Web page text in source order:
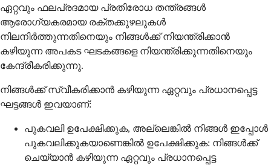
ഏറ്റവും ഫലപ്രദമായ പ്രതിരോധ തന്ത്രങ്ങൾ
ആരോഗ്യകരമായ രക്തക്കുഴലുകൾ
നിലനിർത്തുന്നതിനെയും നിങ്ങൾക്ക് നിയന്ത്രിക്കാൻ
കഴിയുന്ന അപകട ഘടകങ്ങളെ നിയന്ത്രിക്കുന്നതിനെയും
കേന്ദ്രീകരിക്കുന്നു.
നിങ്ങൾക്ക് സ്വീകരിക്കാൻ കഴിയുന്ന ഏറ്റവും പ്രധാനപ്പെട്ട
ഘട്ടങ്ങൾ ഇവയാണ്:
പുകവലി ഉപേക്ഷിക്കുക, അല്ലെങ്കിൽ നിങ്ങൾ ഇപ്പോൾ
പുകവലിക്കുകയാണെങ്കിൽ ഉപേക്ഷിക്കുക: നിങ്ങൾക്ക്
ചെയ്യാൻ കഴിയുന്ന ഏറ്റവും പ്രധാനപ്പെട്ട